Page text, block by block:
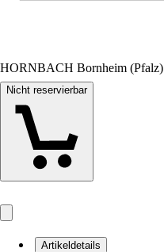
HORNBACH Bornheim (Pfalz)
Nicht reservierbar
Artikeldetails